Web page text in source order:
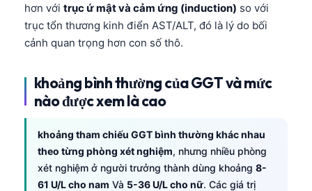
hơn với trục ứ mật và cảm ứng (induction) so với
trục tổn thương kinh điển AST/ALT, đó là lý do bối
cảnh quan trọng hơn con số thô.
khoảng bình thường của GGT và mức
nào được xem là cao
khoảng tham chiếu GGT bình thường khác nhau
theo từng phòng xét nghiệm, nhưng nhiều phòng
xét nghiệm ở người trưởng thành dùng khoảng 8-
61 U/L cho nam Và 5-36 U/L cho nữ. Các giá trị